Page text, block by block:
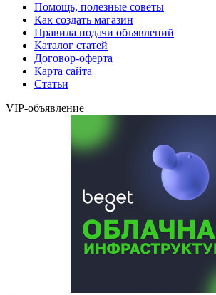
Помощь, полезные советы
Как создать магазин
Правила подачи объявлений
Каталог статей
Договор-оферта
Карта сайта
Статьи
VIP-объявление